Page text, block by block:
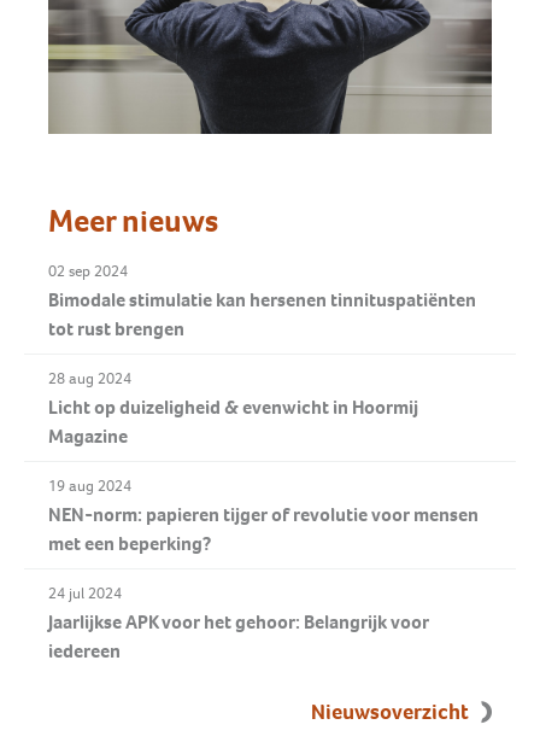
Meer nieuws
02 sep 2024
Bimodale stimulatie kan hersenen tinnituspatiënten
tot rust brengen
28 aug 2024
Licht op duizeligheid & evenwicht in Hoormij
Magazine
19 aug 2024
NEN-norm: papieren tijger of revolutie voor mensen
met een beperking?
24 jul 2024
Jaarlijkse APK voor het gehoor: Belangrijk voor
iedereen
Nieuwsoverzicht